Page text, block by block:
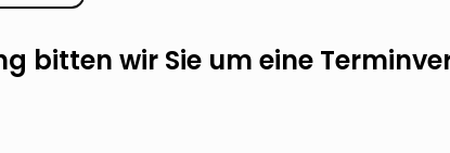
bitten wir Sie um eine